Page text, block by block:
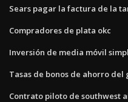
Sears pagar la factura de la
Compradores de plata okc
Inversión de media móvil
Tasas de bonos de ahorro del
Contrato piloto de southwest